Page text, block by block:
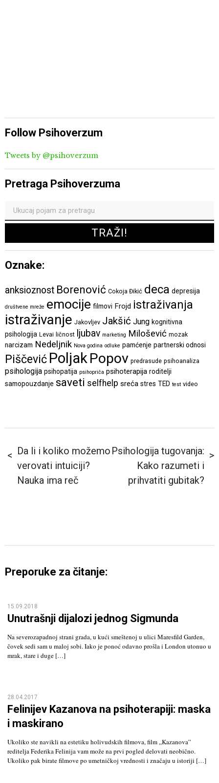
Follow Psihoverzum
Tweets by @psihoverzum
Pretraga Psihoverzuma
Oznake:
anksioznost Borenović Cokoja Đikić deca depresija
društvene mreže emocije filmovi Frojd istraživanja
istraživanje Jakovljev Jakšić Jung kognitivna
psihologija Levai ličnost ljubav marketing Milošević mozak
narcizam Nedeljnik Nova godina odluke pamćenje partnerski odnosi
Piščević Poljak Popov predrasude psihoanaliza
psihologija psihopatija psihopriča psihoterapija roditelji
samopouzdanje saveti selfhelp sreća stres TED test video
Da li i koliko možemo
verovati intuiciji?
Nauka ima reč
Psihologija tugovanja:
Kako razumeti i
prihvatiti gubitak?
Preporuke za čitanje:
15.09.2018
Unutrašnji dijalozi jednog Sigmunda
Na severozapadnoj strani grada, u kući smeštenoj u ulici Maresfild Garden,
čovek sedi sam u maloj sobi. Iako je ponoć odavno prošla i London utonuo u
mrak, stare i duge […]
28.04.2017
Felinijev Kazanova na psihoterapiji: maska
i maskirano
Ukoliko ste navikli na estetiku holivudskih filmova, film „Kazanova”
reditelja Federika Felinija vam može na prvi pogled delovati neobično.
Ukoliko pak birate filmove po umetničkoj vrednosti i značaju u istoriji […]